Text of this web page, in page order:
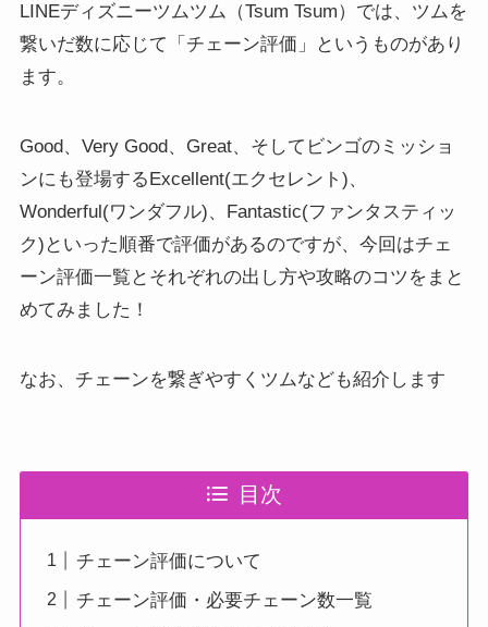
LINEディズニーツムツム（Tsum Tsum）では、ツムを
繋いだ数に応じて「チェーン評価」というものがあり
ます。
Good、Very Good、Great、そしてビンゴのミッショ
ンにも登場するExcellent(エクセレント)、
Wonderful(ワンダフル)、Fantastic(ファンタスティッ
ク)といった順番で評価があるのですが、今回はチェ
ーン評価一覧とそれぞれの出し方や攻略のコツをまと
めてみました！
なお、チェーンを繋ぎやすくツムなども紹介します
目次
チェーン評価について
チェーン評価・必要チェーン数一覧